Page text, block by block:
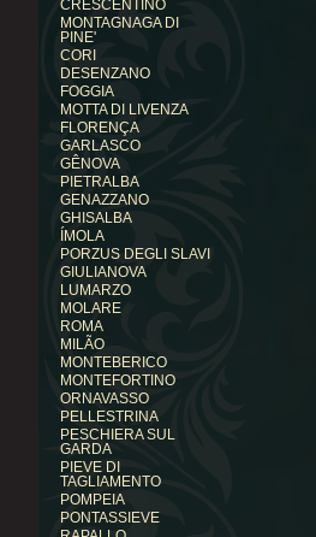
CRESCENTINO
MONTAGNAGA DI
PINE'
CORI
DESENZANO
FOGGIA
MOTTA DI LIVENZA
FLORENÇA
GARLASCO
GÊNOVA
PIETRALBA
GENAZZANO
GHISALBA
ÍMOLA
PORZUS DEGLI SLAVI
GIULIANOVA
LUMARZO
MOLARE
ROMA
MILÃO
MONTEBERICO
MONTEFORTINO
ORNAVASSO
PELLESTRINA
PESCHIERA SUL
GARDA
PIEVE DI
TAGLIAMENTO
POMPEIA
PONTASSIEVE